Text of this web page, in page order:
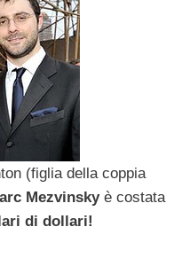
(figlia della coppia
Mezvinsky è costata
di dollari!